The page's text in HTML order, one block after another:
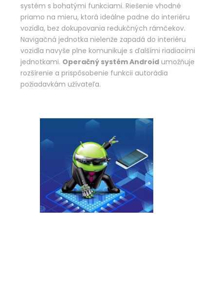
systém s bohatými funkciami. Riešenie vhodné
priamo na mieru, ktorá ideálne padne do interiéru
vozidla, bez dokupovania redukčných rámčekov.
Navigačná jednotka nielenže zapadá do interiéru
vozidla navyše plne komunikuje s ďalšími riadiacimi
jednotkami. Operačný systém Android umožňuje
rozšírenie a prispôsobenie funkcii autorádia
požiadavkám užívateľa.